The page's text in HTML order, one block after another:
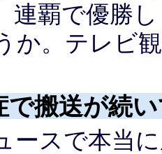
連覇で優勝
か。テレビ
で搬送が続
ースで本当